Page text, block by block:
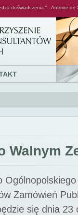
doświadczenia." - Antoine de
Walnym
Zamówień
się dnia 23